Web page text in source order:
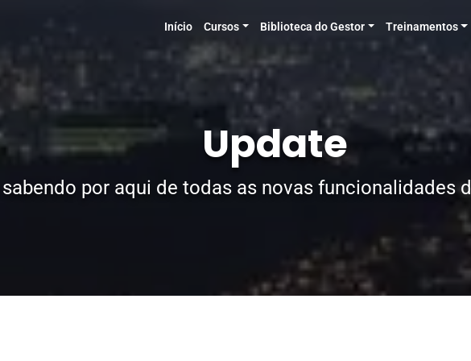
Início Cursos Biblioteca do Gestor Treinamentos
Update
sabendo por aqui de todas as novas funcionalidades